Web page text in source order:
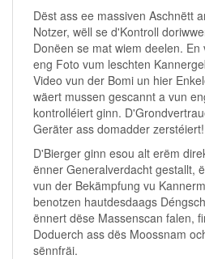
Dëst ass ee massiven Aschnëtt
Notzer, wëll se d'Kontroll
Donëen se mat wiem deelen.
eng Foto vum leschten
Video vun der Bomi un hier
wäert mussen gescannt a vun
kontrolléiert ginn.
Geräter ass domadder zerstéiert!
D'Bierger ginn esou alt erëm
ënner Generalverdacht gestallt,
vun der Bekämpfung vu
benotzen hautdesdaags
ënnert dëse Massenscan falen,
Doduerch ass dës Moossnam
sënnfräi.